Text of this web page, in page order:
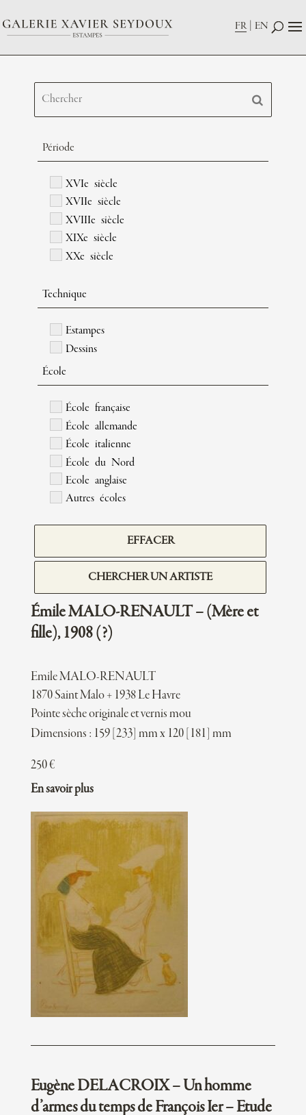
FR EN
Période
XVIe siècle
XVIIe siècle
XVIIIe siècle
XIXe siècle
XXe siècle
Technique
Estampes
Dessins
École
École française
École allemande
École italienne
École du Nord
Ecole anglaise
Autres écoles
EFFACER
CHERCHER UN ARTISTE
Émile MALO-RENAULT – (Mère et
fille), 1908 (?)
Emile MALO-RENAULT
1870 Saint Malo + 1938 Le Havre
Pointe sèche originale et vernis mou
Dimensions : 159 [233] mm x 120 [181] mm
250€
En savoir plus
Eugène DELACROIX – Un homme
d’armes du temps de François Ier – Etude